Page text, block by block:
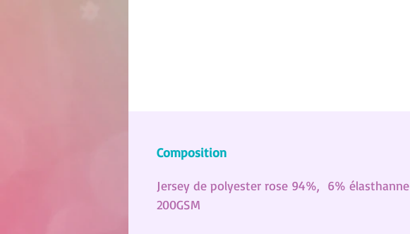
Composition
Jersey de polyester rose 94%, 6% élasthanne
200GSM